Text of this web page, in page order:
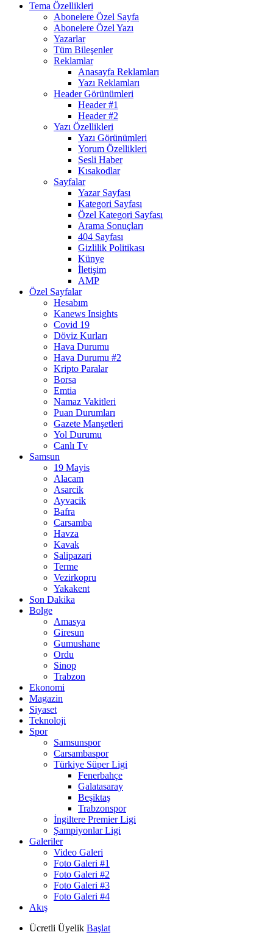
Tema Özellikleri
Abonelere Özel Sayfa
Abonelere Özel Yazı
Yazarlar
Tüm Bileşenler
Reklamlar
Anasayfa Reklamları
Yazı Reklamları
Header Görünümleri
Header #1
Header #2
Yazı Özellikleri
Yazı Görünümleri
Yorum Özellikleri
Sesli Haber
Kısakodlar
Sayfalar
Yazar Sayfası
Kategori Sayfası
Özel Kategori Sayfası
Arama Sonuçları
404 Sayfası
Gizlilik Politikası
Künye
İletişim
AMP
Özel Sayfalar
Hesabım
Kanews Insights
Covid 19
Döviz Kurları
Hava Durumu
Hava Durumu #2
Kripto Paralar
Borsa
Emtia
Namaz Vakitleri
Puan Durumları
Gazete Manşetleri
Yol Durumu
Canlı Tv
Samsun
19 Mayis
Alacam
Asarcik
Ayvacik
Bafra
Carsamba
Havza
Kavak
Salipazari
Terme
Vezirkopru
Yakakent
Son Dakika
Bolge
Amasya
Giresun
Gumushane
Ordu
Sinop
Trabzon
Ekonomi
Magazin
Siyaset
Teknoloji
Spor
Samsunspor
Carsambaspor
Türkiye Süper Ligi
Fenerbahçe
Galatasaray
Beşiktaş
Trabzonspor
İngiltere Premier Ligi
Şampiyonlar Ligi
Galeriler
Video Galeri
Foto Galeri #1
Foto Galeri #2
Foto Galeri #3
Foto Galeri #4
Akış
Ücretli Üyelik Başlat